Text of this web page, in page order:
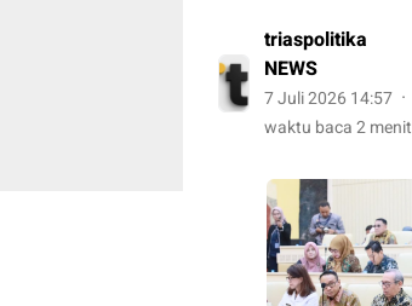
triaspolitika
NEWS
7 Juli 2026 14:57
waktu baca 2 menit